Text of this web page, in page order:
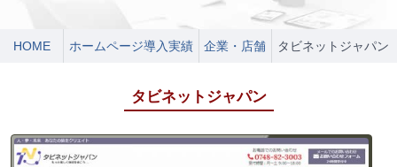
HOME ホームページ導入実績 企業・店舗 タビネットジャパン
タビネットジャパン